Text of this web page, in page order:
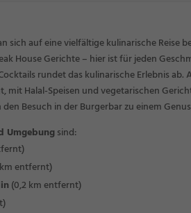
sich auf eine vielfältige kulinarische Reise
House Gerichte – hier ist für jeden
rundet das kulinarische Erlebnis ab.
mit Halal-Speisen und vegetarischen
Besuch in der Burgerbar zu einem
Umgebungsind:
entfernt)
(0,2 km entfernt)